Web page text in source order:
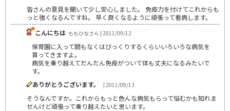
皆さんの意見を聞いて少し安心しました。 免疫力を付けてこれからも
っと強くなるんですね。 早く良くなるように頑張って看病します。
こんにちは ももひなさん | 2011/09/12
保育園に入って間もなくはびっくりするくらいいろいろな病気を
貰ってきますよ。
病気を乗り越えてだんだん免疫がついて体も丈夫になるみたいで
す。
ありがとうございます。
| 2011/09/13
そうなんですか。これからもっと色んな病気もらって悩むかも知れま
せんけど頑張って乗り越えたいと思います。